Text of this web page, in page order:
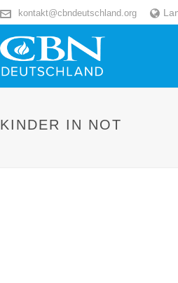
kontakt@cbndeutschland.org
KINDER IN NOT